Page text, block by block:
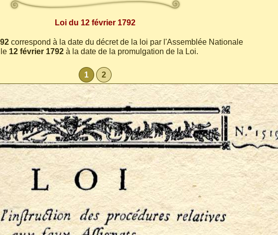
Loi du 12 février 1792
correspond à la date du décret de la loi par l'Assemblée Nationale
12 février 1792 à la date de la promulgation de la Loi.
1 2